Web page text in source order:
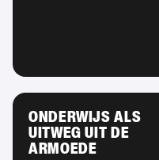
ONDERWIJS ALS
UITWEG UIT DE
ARMOEDE